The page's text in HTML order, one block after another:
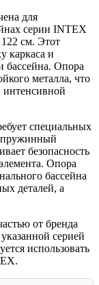
для
серии INTEX
см. Этот
каркаса и
бассейна. Опора
металла, что
интенсивной
специальных
пружинный
безопасность
Опора
бассейна
деталей, а
от бренда
серией
использовать